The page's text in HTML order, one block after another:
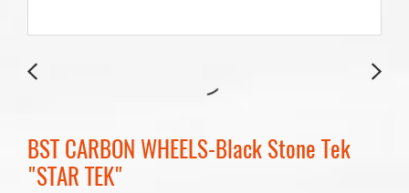
BST CARBON WHEELS-Black Stone Tek
"STAR TEK"